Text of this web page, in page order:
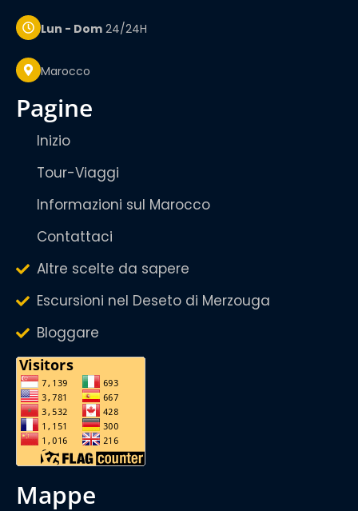
Lun - Dom 24/24H
Marocco
pagine
Inizio
Tour-Viaggi
Informazioni sul Marocco
Contattaci
Altre scelte da sapere
Escursioni nel Deseto di Merzouga
Bloggare
mappe